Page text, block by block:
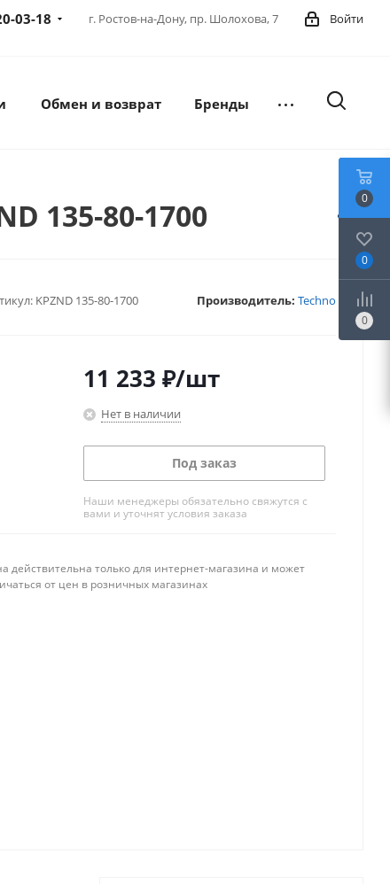
Войти
г. Ростов-на-Дону, пр. Шолохова, 7
03-18
Обмен и возврат Бренды
135-80-1700
KPZND 135-80-1700 Производитель: Techno
11 233 ₽/шт
Нет в наличии
Под заказ
Наши менеджеры обязательно свяжутся с
вами и уточнят условия заказа
действительна только для интернет-магазина и может
от цен в розничных магазинах
0
0
0